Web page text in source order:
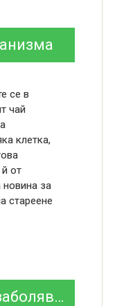
се в
чай
клетка,
от
новина за
стареене